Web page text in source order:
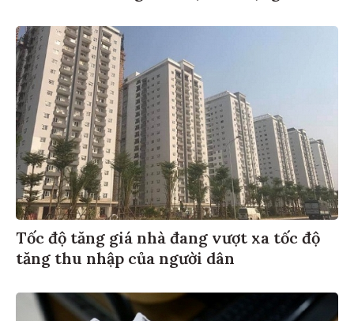
Tốc độ tăng giá nhà đang vượt xa tốc độ
tăng thu nhập của người dân